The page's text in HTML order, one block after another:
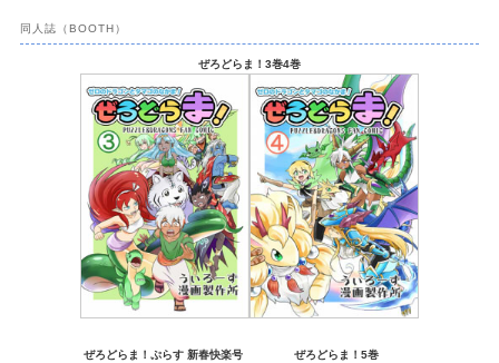
同人誌（BOOTH）
ぜろどらま！3巻4巻
ぜろどらま！ぷらす 新春快楽号 ぜろどらま！5巻